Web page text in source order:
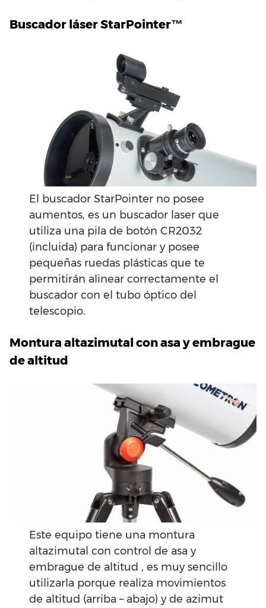
Buscador láser StarPointer™
El buscador StarPointer no posee
aumentos, es un buscador laser que
utiliza una pila de botón CR2032
(incluida) para funcionar y posee
pequeñas ruedas plásticas que te
permitirán alinear correctamente el
buscador con el tubo óptico del
telescopio.
Montura altazimutal con asa y embrague
de altitud
Este equipo tiene una montura
altazimutal con control de asa y
embrague de altitud , es muy sencillo
utilizarla porque realiza movimientos
de altitud (arriba – abajo) y de azimut